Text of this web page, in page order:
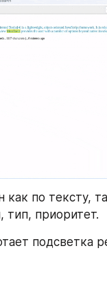
как по тексту,
тип, приоритет.
подсветка